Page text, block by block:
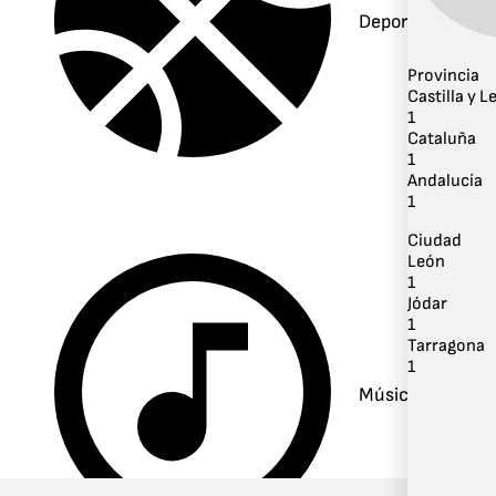
Deportes
Música
Provincia
Castilla y
1
Cataluña
1
Andalucía
1
Ciudad
León
1
Jódar
1
Tarragona
1